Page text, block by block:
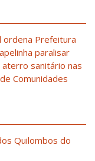
ordena Prefeitura
paralisar
sanitário nas
Comunidades
Quilombos do